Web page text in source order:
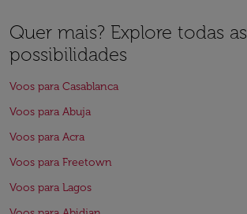
Quer mais? Explore todas as
possibilidades
Voos para Casablanca
Voos para Abuja
Voos para Acra
Voos para Freetown
Voos para Lagos